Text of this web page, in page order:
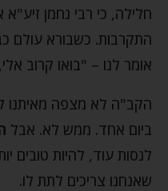
חלילה, כי רבי נחמן
התקרבות. כשבורא עולם
אומר לנו – "בואו קרוב
הקב"ה לא מצפה מאיתנו
ביום אחד. ממש לא. אבל
לנסות עוד, להיות טובים
שאנחנו צריכים לתת לו.